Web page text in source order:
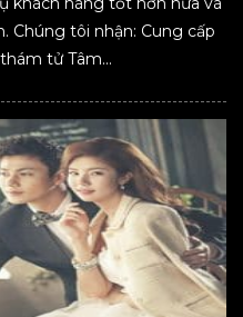
Chúng tôi nhận: Cung cấp
tử Tâm...